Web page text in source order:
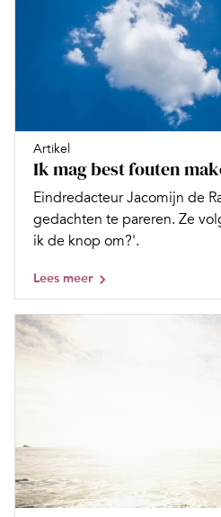
Artikel
Ik mag best fouten
Eindredacteur Jacomijn de
gedachten te pareren. Ze
ik de knop om?'.
Lees meer